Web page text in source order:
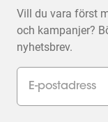
Vill du vara först
och kampanjer?
nyhetsbrev.